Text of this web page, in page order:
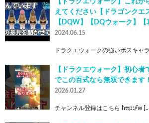
えてください【ドラゴンクエ
【DQW】【DQウォーク】【
2024.06.15
ドラクエウォークの強いボスキャ
【ドラクエウォーク】初心
でこの百式なら無双できます！
2026.01.27
チャンネル登録はこちら http://w